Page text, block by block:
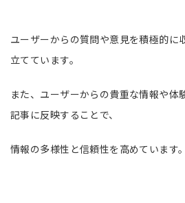
ユーザーからの質問や意見を積極的に
立てています。
また、ユーザーからの貴重な情報や体
記事に反映することで、
情報の多様性と信頼性を高めています。